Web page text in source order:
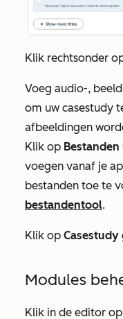
Klik rechtsonder
Voeg audio-,
om uw casestudy
afbeeldingen
Klik op
voegen vanaf je
bestanden toe te
bestandentool.
Klik op Casestudy
Modules
Klik in de editor